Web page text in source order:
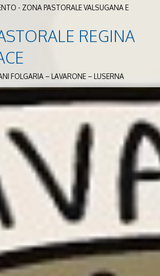
- ZONA PASTORALE VALSUGANA E
REGINA
FOLGARIA – LAVARONE – LUSERNA